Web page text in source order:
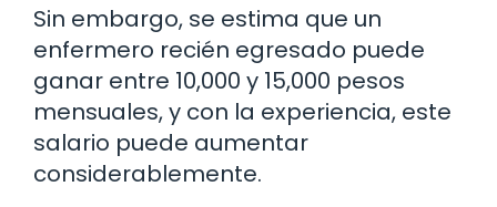
Sin embargo, se estima que un
enfermero recién egresado puede
ganar entre 10,000 y 15,000 pesos
mensuales, y con la experiencia, este
salario puede aumentar
considerablemente.